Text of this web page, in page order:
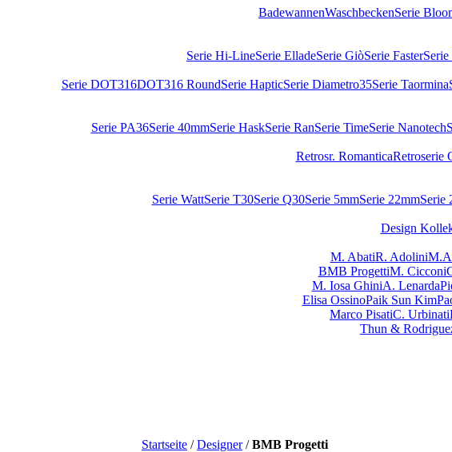
BadewannenWaschbeckenSerie
Serie Hi-LineSerie ElladeSerie GiòSerie FasterSerie
Serie DOT316DOT316 RoundSerie HapticSerie Diametro35Serie Taormina
Serie PA36Serie 40mmSerie HaskSerie RanSerie TimeSerie Nanotech
Retrosr. RomanticaRetroserie
Serie WattSerie T30Serie Q30Serie 5mmSerie 22mmSerie
Design
M. AbatiR. Adolini
BMB ProgettiM. Cicconi
M. Iosa GhiniA. Lenarda
Elisa OssinoPaik Sun Kim
Marco PisatiC. Urbinati
Thun &
Startseite /Designer /BMB Progetti